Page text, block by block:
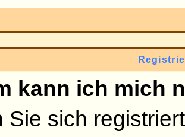
ich mich
sein, dass Sie
Entscheidung des
Sie nach der
Eintritt in